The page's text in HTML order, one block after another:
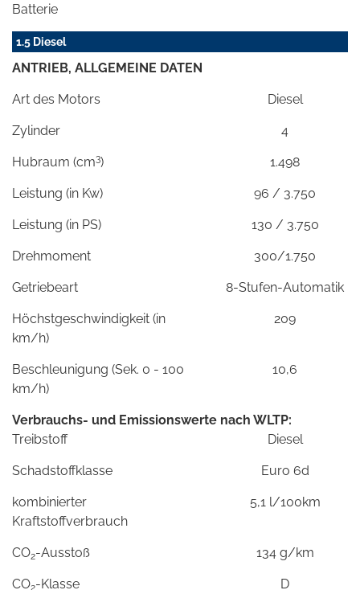
Batterie
1.5 Diesel
ANTRIEB, ALLGEMEINE DATEN
Art des Motors Diesel
Zylinder 4
Hubraum (cm3) 1.498
Leistung (in Kw) 96 / 3.750
Leistung (in PS) 130 / 3.750
Drehmoment 300/1.750
Getriebeart 8-Stufen-Automatik
Höchstgeschwindigkeit (in
km/h)
209
Beschleunigung (Sek. 0 - 100
km/h)
10,6
Verbrauchs- und Emissionswerte nach WLTP:
Treibstoff
Diesel
Schadstoffklasse Euro 6d
kombinierter
Kraftstoffverbrauch
5,1 l/100km
CO2-Ausstoß 134 g/km
CO2-Klasse D